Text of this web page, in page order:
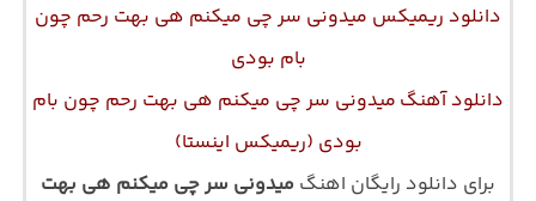
دانلود ریمیکس میدونی سر چی میکنم هی بهت رحم چون
بام بودی
دانلود آهنگ میدونی سر چی میکنم هی بهت رحم چون بام
بودی (ریمیکس اینستا)
برای دانلود رایگان اهنگ میدونی سر چی میکنم هی بهت